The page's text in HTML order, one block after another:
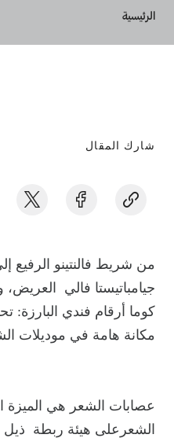
Breadcrumb
الرئيسية
شارك المقال
من شريط فالنتينو
جيامباتيستا فالي العريض،
كوما أرقام فندي البارزة:
مكانة هامة في موديلات
عصابات الشعر هي الميزة
الشعرعلى هيئة ربطة ذيل